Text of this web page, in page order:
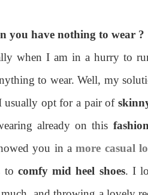
you have nothing to wear ?
when I am in a hurry to
to wear. Well, my
usually opt for a pair of
already on this
you in a more casual
to comfy mid heel shoes. I